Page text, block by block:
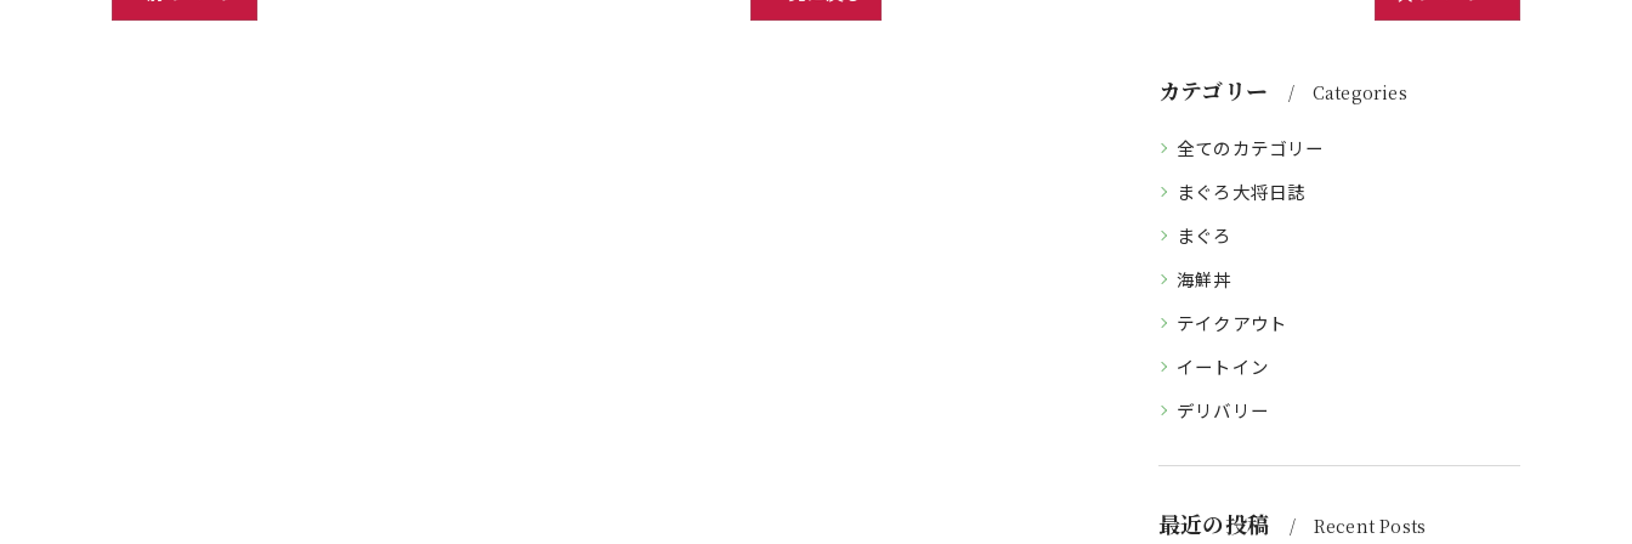
カテゴリー Categories
全てのカテゴリー
まぐろ大将日誌
まぐろ
海鮮丼
テイクアウト
イートイン
デリバリー
最近の投稿 Recent Posts